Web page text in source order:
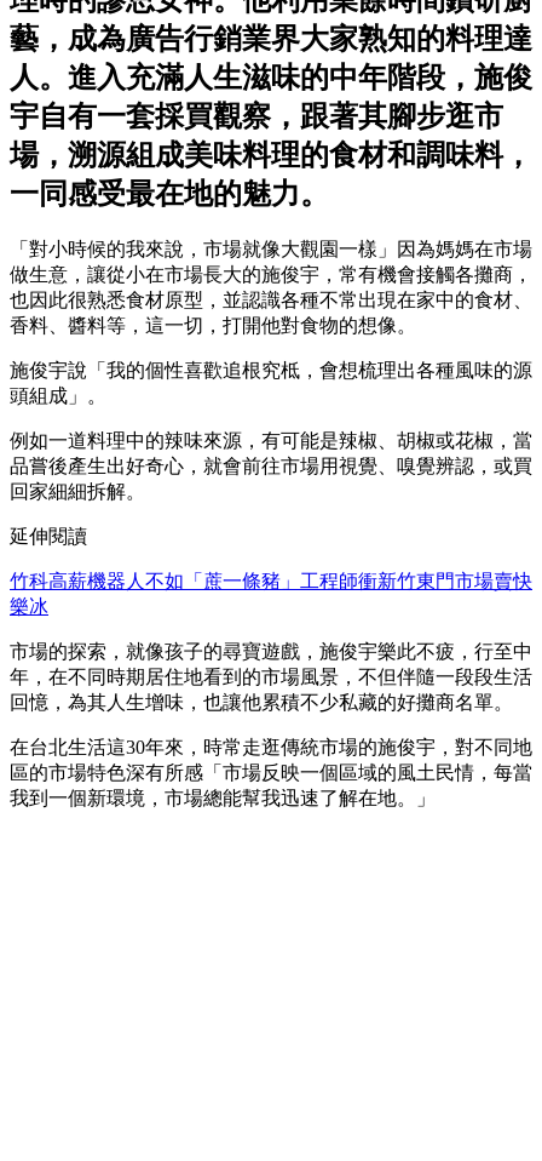
藝，成為廣告行銷業界大家熟知的料理達
人。進入充滿人生滋味的中年階段，施俊
宇自有一套採買觀察，跟著其腳步逛市
場，溯源組成美味料理的食材和調味料，
一同感受最在地的魅力。
「對小時候的我來說，市場就像大觀園一樣」因為媽媽在市場
做生意，讓從小在市場長大的施俊宇，常有機會接觸各攤商，
也因此很熟悉食材原型，並認識各種不常出現在家中的食材、
香料、醬料等，這一切，打開他對食物的想像。
施俊宇說「我的個性喜歡追根究柢，會想梳理出各種風味的源
頭組成」。
例如一道料理中的辣味來源，有可能是辣椒、胡椒或花椒，當
品嘗後產生出好奇心，就會前往市場用視覺、嗅覺辨認，或買
回家細細拆解。
延伸閱讀
竹科高薪機器人不如「蔗一條豬」工程師衝新竹東門市場賣快
樂冰
市場的探索，就像孩子的尋寶遊戲，施俊宇樂此不疲，行至中
年，在不同時期居住地看到的市場風景，不但伴隨一段段生活
回憶，為其人生增味，也讓他累積不少私藏的好攤商名單。
在台北生活這30年來，時常走逛傳統市場的施俊宇，對不同地
區的市場特色深有所感「市場反映一個區域的風土民情，每當
我到一個新環境，市場總能幫我迅速了解在地。」